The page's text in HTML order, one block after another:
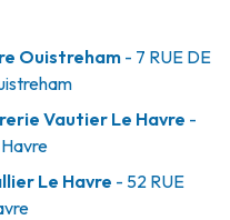
Ouistreham - 7 RUE DE
Vautier Le Havre -
Havre
Le Havre - 52 RUE